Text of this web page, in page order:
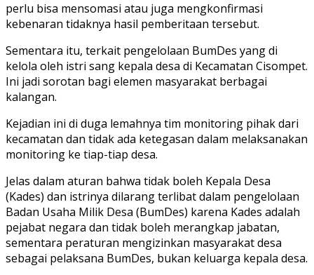
perlu bisa mensomasi atau juga mengkonfirmasi
kebenaran tidaknya hasil pemberitaan tersebut.
Sementara itu, terkait pengelolaan BumDes yang di
kelola oleh istri sang kepala desa di Kecamatan Cisompet.
Ini jadi sorotan bagi elemen masyarakat berbagai
kalangan.
Kejadian ini di duga lemahnya tim monitoring pihak dari
kecamatan dan tidak ada ketegasan dalam melaksanakan
monitoring ke tiap-tiap desa.
Jelas dalam aturan bahwa tidak boleh Kepala Desa
(Kades) dan istrinya dilarang terlibat dalam pengelolaan
Badan Usaha Milik Desa (BumDes) karena Kades adalah
pejabat negara dan tidak boleh merangkap jabatan,
sementara peraturan mengizinkan masyarakat desa
sebagai pelaksana BumDes, bukan keluarga kepala desa.